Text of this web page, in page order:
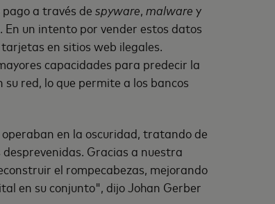
a través de spyware malware y
. En un intento por vender estos datos
en sitios web ilegales.
capacidades para predecir la
red, lo que permite a los bancos
en la oscuridad, tratando de
Gracias a nuestra
el rompecabezas, mejorando
en su conjunto", dijo Johan Gerber